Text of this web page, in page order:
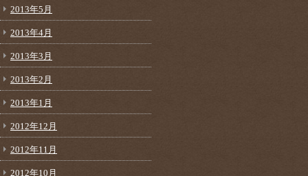
2013年5月
2013年4月
2013年3月
2013年2月
2013年1月
2012年12月
2012年11月
2012年10月